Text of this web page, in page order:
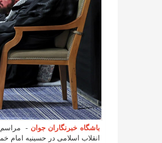
باشگاه خبرنگاران جوان - مراسم
انقلاب اسلامی در حسینیه امام